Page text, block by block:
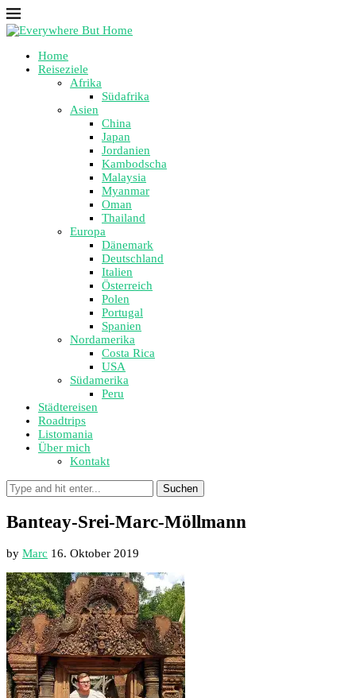
Home
Reiseziele
Afrika
Südafrika
Asien
China
Japan
Jordanien
Kambodscha
Malaysia
Myanmar
Oman
Thailand
Europa
Dänemark
Deutschland
Italien
Österreich
Polen
Portugal
Spanien
Nordamerika
Costa Rica
USA
Südamerika
Peru
Städtereisen
Roadtrips
Listomania
Über mich
Kontakt
Suchen
Banteay-Srei-Marc-Möllmann
by Marc 16. Oktober 2019